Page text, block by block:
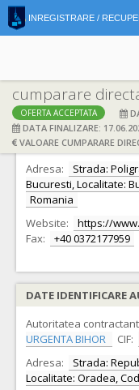
INREGISTRARE /
cumparare
OFERTA ACCEPTATA
DATA FINALIZARE:
VALOARE CUMPARARE
DATE IDENTIFICARE
Ofertant: S.C. ROCHE
Adresa:
Strada:
Bucuresti, Localitate:
Romania
Website:
https://
Fax:
+40 0372177959
DATE IDENTIFICARE
Autoritatea
URGENTA BIHOR
CIF:
Adresa:
Strada:
Localitate: Oradea,